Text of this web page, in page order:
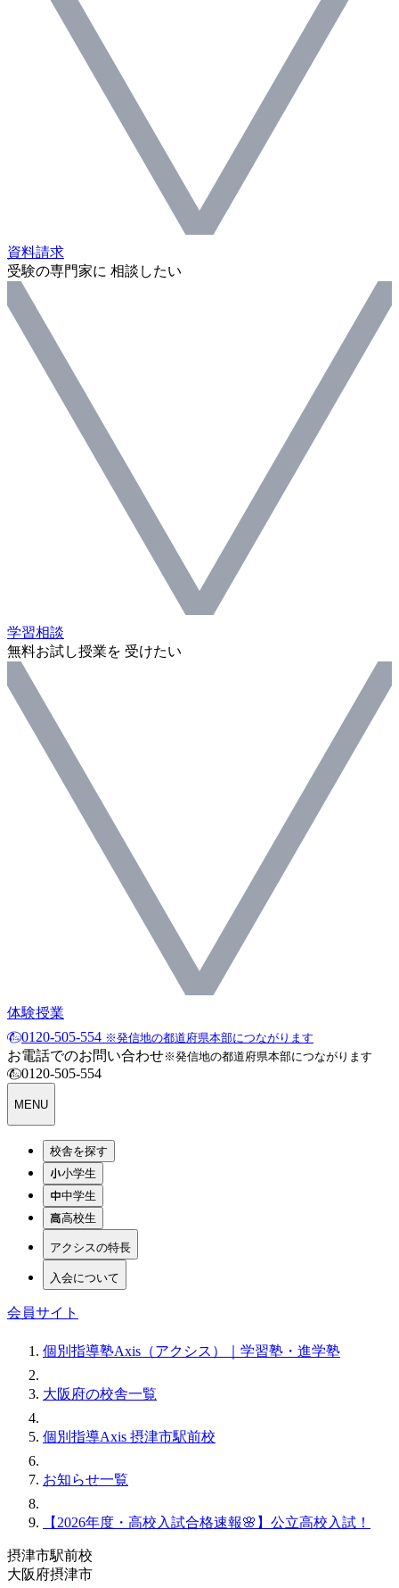
資料請求
受験の専門家に 相談したい
学習相談
無料お試し授業を 受けたい
体験授業
0120-505-554 ※発信地の都道府県本部につながります
お電話でのお問い合わせ※発信地の都道府県本部につながります
0120-505-554
MENU
校舎を探す
小学生
中学生
高校生
アクシスの特長
入会について
会員サイト
個別指導塾Axis（アクシス）｜学習塾・進学塾
大阪府の校舎一覧
個別指導Axis 摂津市駅前校
お知らせ一覧
【2026年度・高校入試合格速報🌸】公立高校入試！
摂津市駅前校
大阪府摂津市